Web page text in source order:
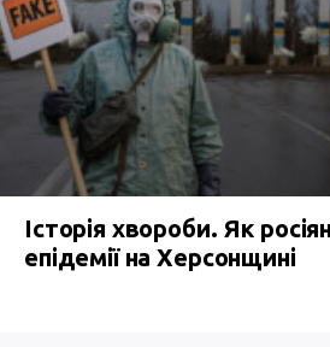
Історія хвороби. Як
епідемії на Херсонщині